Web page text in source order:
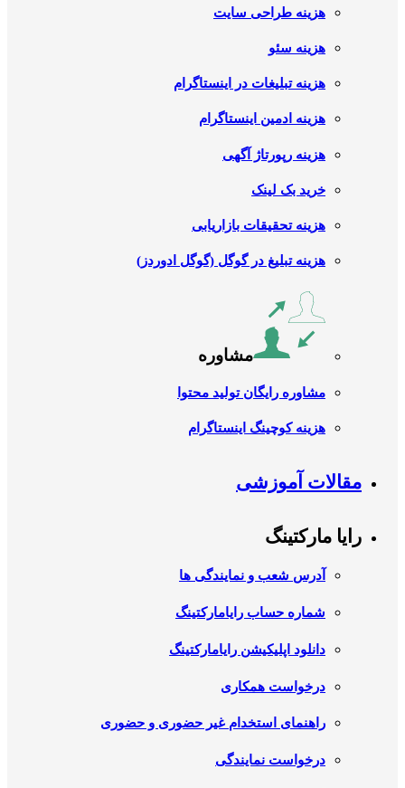
هزینه طراحی سایت
هزینه سئو
هزینه تبلیغات در اینستاگرام
هزینه ادمین اینستاگرام
هزینه رپورتاژ آگهی
خرید بک لینک
هزینه تحقیقات بازاریابی
هزینه تبلیغ در گوگل (گوگل ادوردز)
مشاوره
مشاوره رایگان تولید محتوا
هزینه کوچینگ اینستاگرام
مقالات آموزشی
رایا مارکتینگ
آدرس شعب و نمایندگی ها
شماره حساب رایامارکتینگ
دانلود اپلیکیشن رایامارکتینگ
درخواست همکاری
راهنمای استخدام غیر حضوری و حضوری
درخواست نمایندگی